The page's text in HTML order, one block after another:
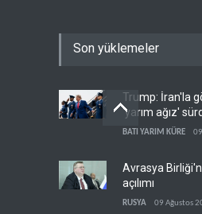
Son yüklemeler
Trump: İran'la
'yarım ağız'
BATI YARIM KÜRE
Avrasya
açılımı
RUSYA 09 Ağustos